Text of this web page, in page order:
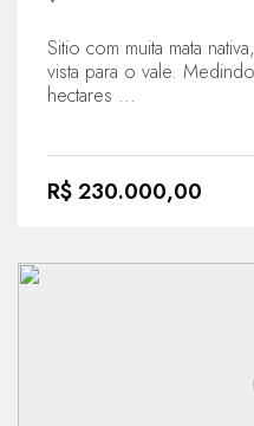
Sitio com muita mata
vista para o vale.
hectares ...
R$ 230.000,00